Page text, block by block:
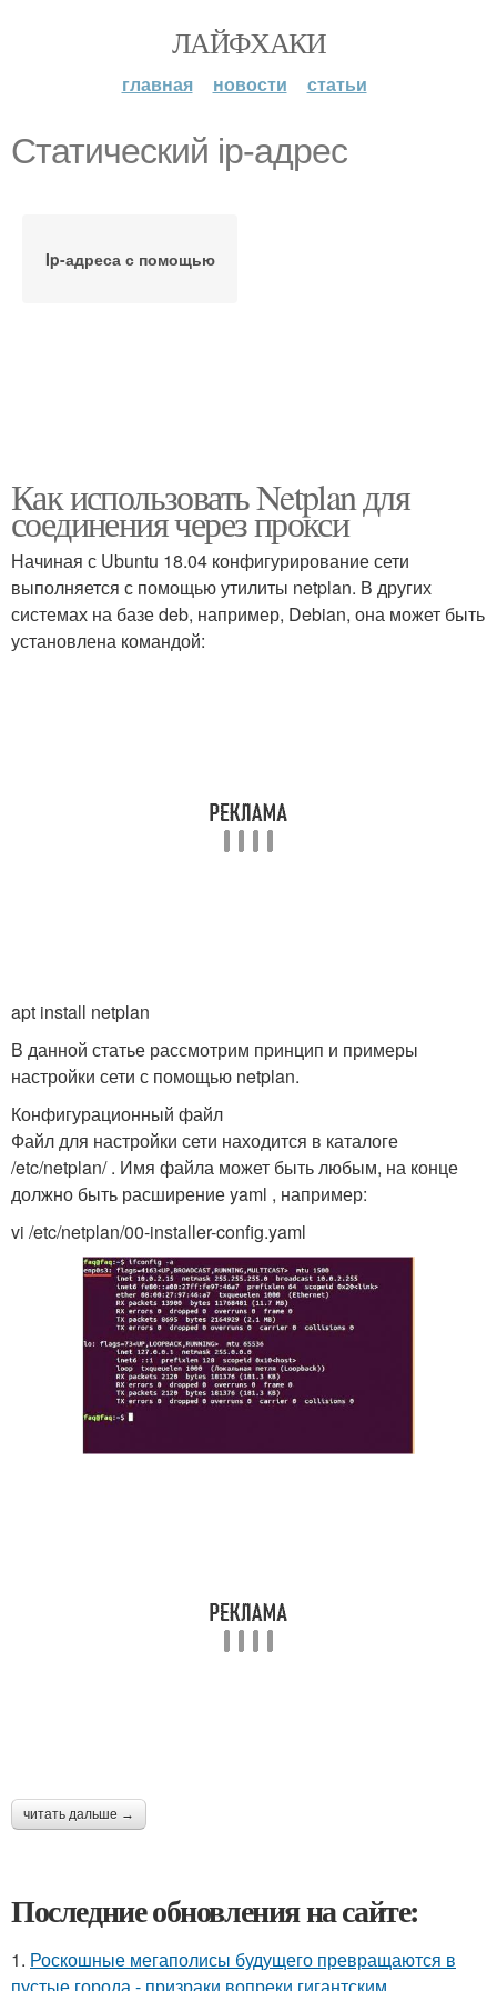
ЛАЙФХАКИ
главная новости статьи
Статический ip-адрес
Ip-адреса с помощью
Как использовать Netplan для
соединения через прокси
Начиная с Ubuntu 18.04 конфигурирование сети
выполняется с помощью утилиты netplan. В других
системах на базе deb, например, Debian, она может быть
установлена командой:
apt install netplan
В данной статье рассмотрим принцип и примеры
настройки сети с помощью netplan.
Конфигурационный файл
Файл для настройки сети находится в каталоге
/etc/netplan/ . Имя файла может быть любым, на конце
должно быть расширение yaml , например:
vi /etc/netplan/00-installer-config.yaml
читать дальше →
Последние обновления на сайте:
1. Роскошные мегаполисы будущего превращаются в